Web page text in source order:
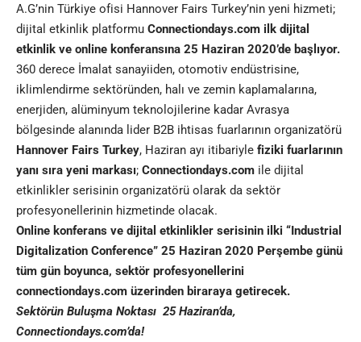
A.G’nin Türkiye ofisi Hannover Fairs Turkey’nin yeni hizmeti;
dijital etkinlik platformu Connectiondays.com ilk dijital
etkinlik ve online konferansına 25 Haziran 2020’de başlıyor.
360 derece İmalat sanayiiden, otomotiv endüstrisine,
iklimlendirme sektöründen, halı ve zemin kaplamalarına,
enerjiden, alüminyum teknolojilerine kadar Avrasya
bölgesinde alanında lider B2B ihtisas fuarlarının organizatörü
Hannover Fairs Turkey, Haziran ayı itibariyle fiziki fuarlarının
yanı sıra yeni markası; Connectiondays.com ile dijital
etkinlikler serisinin organizatörü olarak da sektör
profesyonellerinin hizmetinde olacak.
Online konferans ve dijital etkinlikler serisinin ilki “Industrial
Digitalization Conference” 25 Haziran 2020 Perşembe günü
tüm gün boyunca, sektör profesyonellerini
connectiondays.com üzerinden biraraya getirecek.
Sektörün Buluşma Noktası 25 Haziran’da,
Connectiondays.com’da!